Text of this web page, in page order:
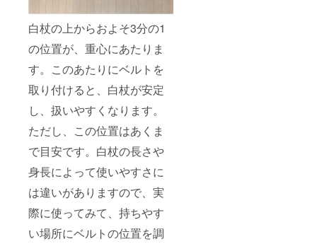
白杖の上からおよそ3分の1
の位置が、重心にあたりま
す。このあたりにベルトを
取り付けると、白杖が安定
し、扱いやすくなります。
ただし、この位置はあくま
で目安です。白杖の長さや
身長によって使いやすさに
は違いがありますので、実
際に使ってみて、持ちやす
い場所にベルトの位置を調